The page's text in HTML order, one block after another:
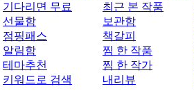
기다리면 무료
선물함
점핑패스
알림함
테마추천
키워드로 검색
최근 본 작품
보관함
책갈피
찜 한 작품
찜 한 작가
내리뷰